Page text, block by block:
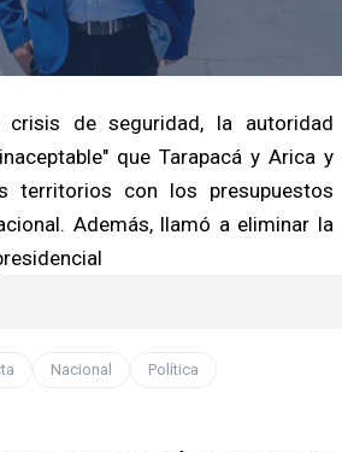
de seguridad, la autoridad
que Tarapacá y Arica y
territorios con los presupuestos
Además, llamó a eliminar la
Nacional Política